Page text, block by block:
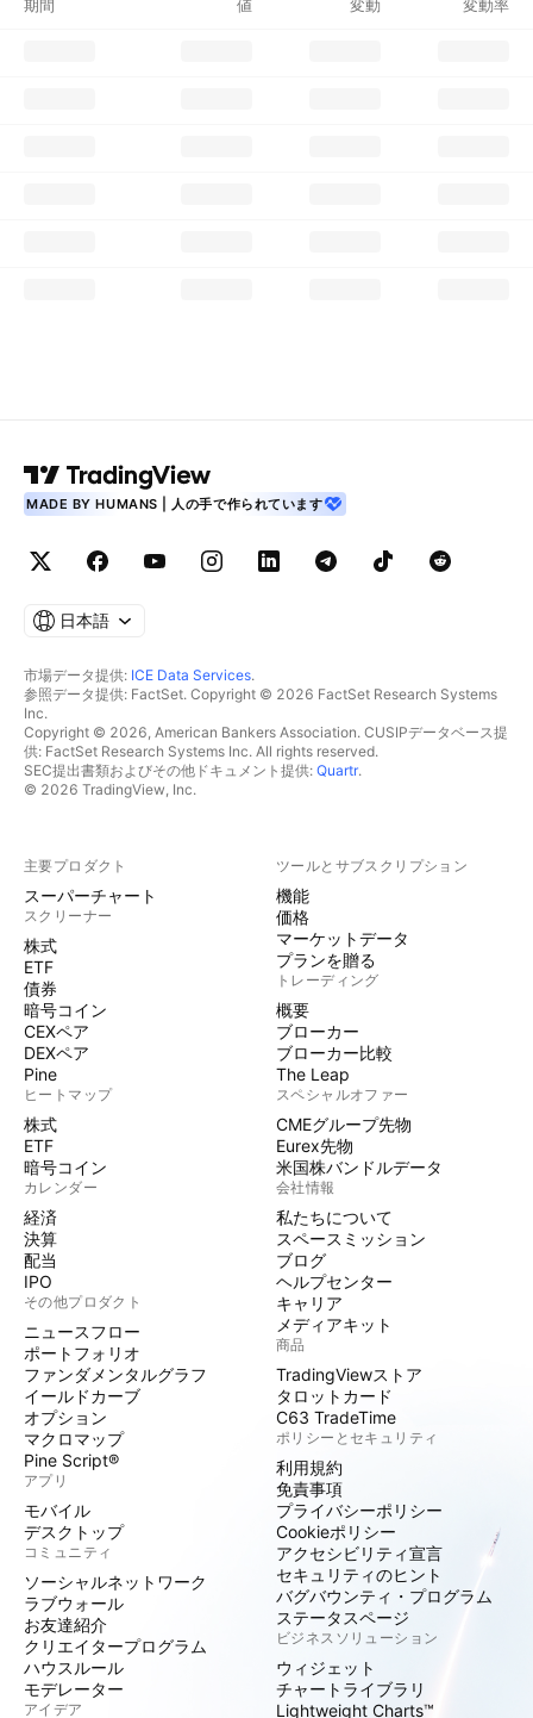
期間 値 変動 変動率
MADE BY HUMANS | 人の手で作られています
日本語
市場データ提供: ICE Data Services.
参照データ提供: FactSet. Copyright © 2026 FactSet Research Systems
Inc.
Copyright © 2026, American Bankers Association. CUSIPデータベース提
供: FactSet Research Systems Inc. All rights reserved.
SEC提出書類およびその他ドキュメント提供: Quartr.
© 2026 TradingView, Inc.
主要プロダクト
スーパーチャート
スクリーナー
株式
ETF
債券
暗号コイン
CEXペア
DEXペア
Pine
ヒートマップ
株式
ETF
暗号コイン
カレンダー
経済
決算
配当
IPO
その他プロダクト
ニュースフロー
ポートフォリオ
ファンダメンタルグラフ
イールドカーブ
オプション
マクロマップ
Pine Script®
アプリ
モバイル
デスクトップ
コミュニティ
ソーシャルネットワーク
ラブウォール
お友達紹介
クリエイタープログラム
ハウスルール
モデレーター
アイデア
ツールとサブスクリプション
機能
価格
マーケットデータ
プランを贈る
トレーディング
概要
ブローカー
ブローカー比較
The Leap
スペシャルオファー
CMEグループ先物
Eurex先物
米国株バンドルデータ
会社情報
私たちについて
スペースミッション
ブログ
ヘルプセンター
キャリア
メディアキット
商品
TradingViewストア
タロットカード
C63 TradeTime
ポリシーとセキュリティ
利用規約
免責事項
プライバシーポリシー
Cookieポリシー
アクセシビリティ宣言
セキュリティのヒント
バグバウンティ・プログラム
ステータスページ
ビジネスソリューション
ウィジェット
チャートライブラリ
Lightweight Charts™